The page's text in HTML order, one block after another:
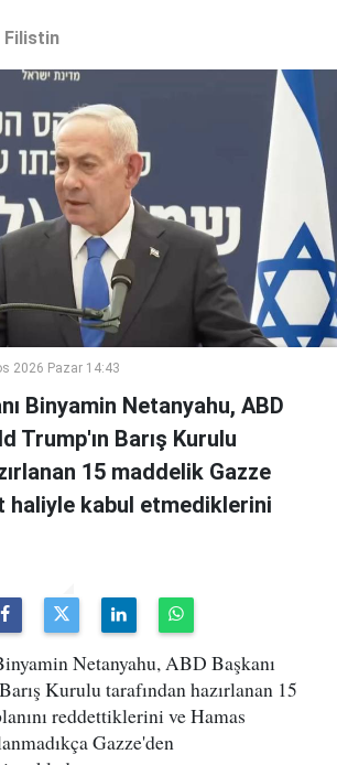
Filistin
2026 Pazar 14:43
Binyamin Netanyahu, ABD
Trump'ın Barış Kurulu
15 maddelik Gazze
haliyle kabul etmediklerini
Netanyahu, ABD Başkanı
Kurulu tarafından hazırlanan 15
reddettiklerini ve Hamas
Gazze'den